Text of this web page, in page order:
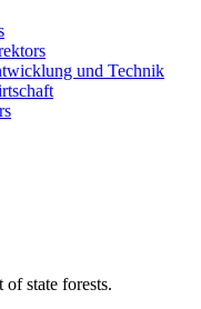
und Technik
state forests.